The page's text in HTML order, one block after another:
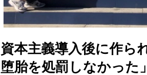
資本主義導入後に作ら
堕胎を処罰しなかった